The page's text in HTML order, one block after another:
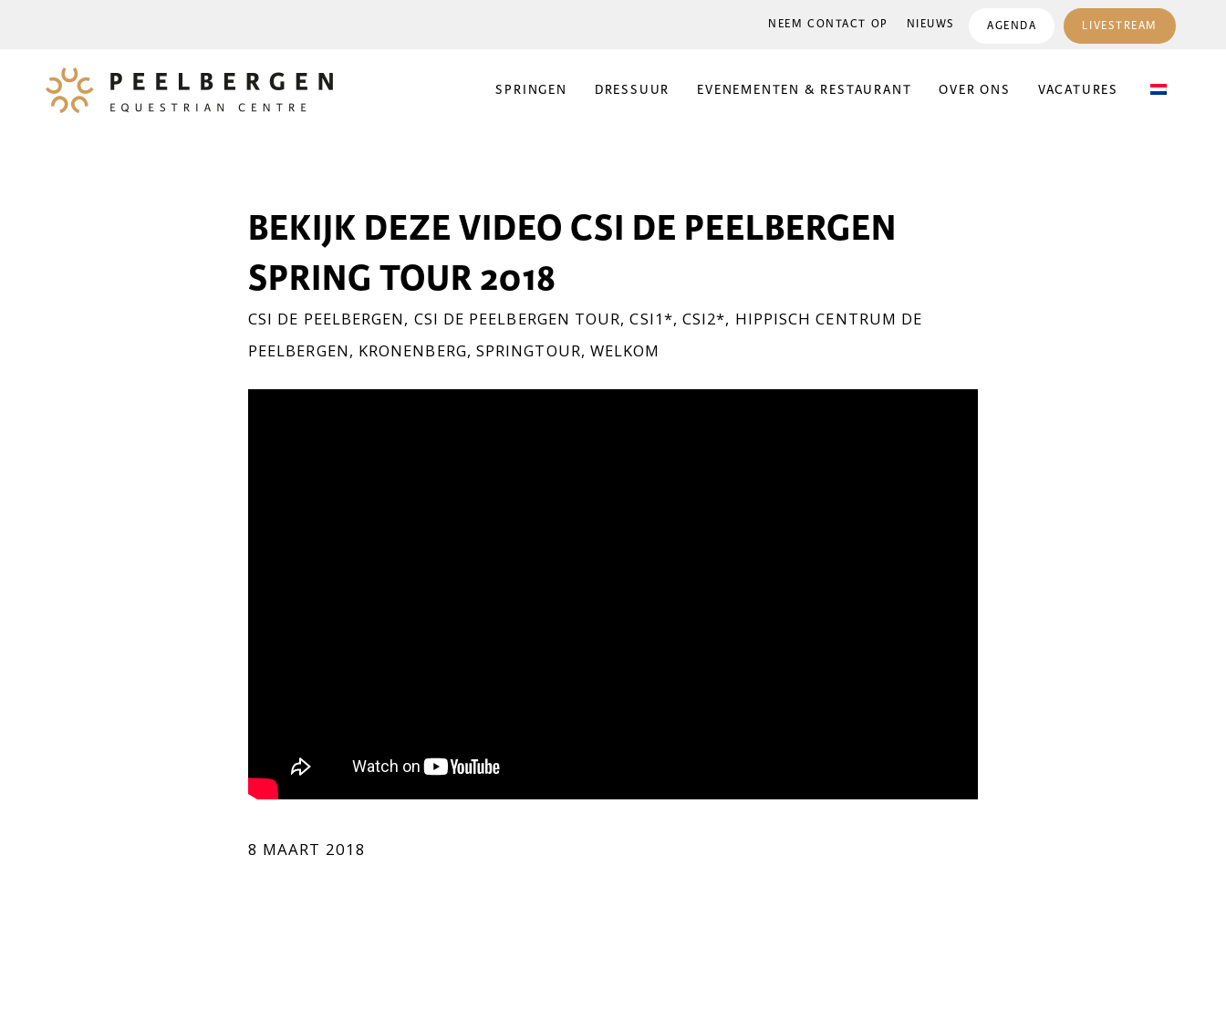
NEEM CONTACT OP NIEUWS AGENDA LIVESTREAM
SPRINGEN DRESSUUR EVENEMENTEN & RESTAURANT OVER ONS VACATURES
BEKIJK DEZE VIDEO CSI DE PEELBERGEN
SPRING TOUR 2018
CSI DE PEELBERGEN, CSI DE PEELBERGEN TOUR,CSI1*,CSI2*, HIPPISCH CENTRUM DE
PEELBERGEN, KRONENBERG, SPRINGTOUR, WELKOM
8 MAART 2018